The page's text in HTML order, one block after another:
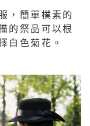
，簡單樸素的
的祭品可以根
白色菊花。